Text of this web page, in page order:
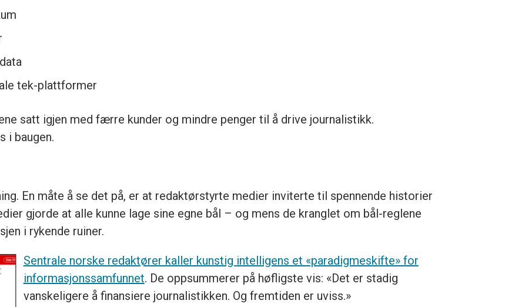
tek-plattformer
satt igjen med færre kunder og mindre penger til å drive journalistikk.
i baugen.
En måte å se det på, er at redaktørstyrte medier inviterte til spennende historier
gjorde at alle kunne lage sine egne bål – og mens de kranglet om bål-reglene
i rykende ruiner.
Sentrale norske redaktører kaller kunstig intelligens et «paradigmeskifte» for
informasjonssamfunnet. De oppsummerer på høfligste vis: «Det er stadig
vanskeligere å finansiere journalistikken. Og fremtiden er uviss.»